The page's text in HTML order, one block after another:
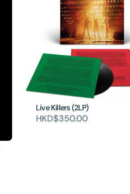
Live Killers (2LP)
HKD$350.00